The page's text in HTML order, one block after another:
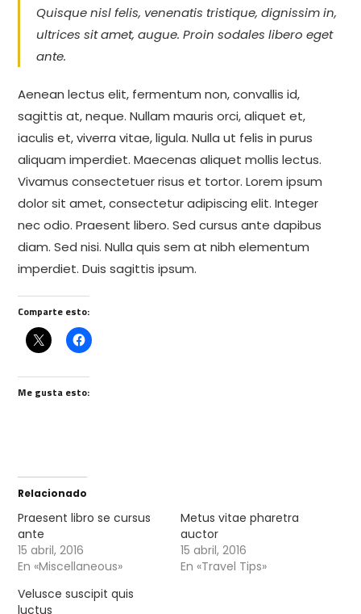
Quisque nisl felis, venenatis tristique, dignissim in,
ultrices sit amet, augue. Proin sodales libero eget
ante.
Aenean lectus elit, fermentum non, convallis id,
sagittis at, neque. Nullam mauris orci, aliquet et,
iaculis et, viverra vitae, ligula. Nulla ut felis in purus
aliquam imperdiet. Maecenas aliquet mollis lectus.
Vivamus consectetuer risus et tortor. Lorem ipsum
dolor sit amet, consectetur adipiscing elit. Integer
nec odio. Praesent libero. Sed cursus ante dapibus
diam. Sed nisi. Nulla quis sem at nibh elementum
imperdiet. Duis sagittis ipsum.
Comparte esto:
Me gusta esto:
Relacionado
Praesent libro se cursus
ante
15 abril, 2016
En «Miscellaneous»
Metus vitae pharetra
auctor
15 abril, 2016
En «Travel Tips»
Velusce suscipit quis
luctus